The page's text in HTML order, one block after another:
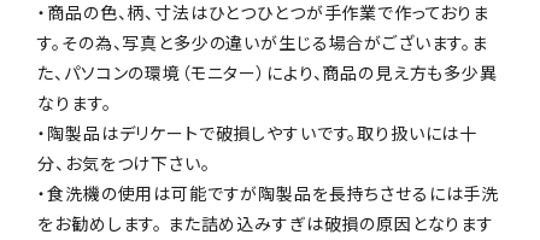
・商品の色、柄、寸法はひとつひとつが手作業で作っておりま
す。その為、写真と多少の違いが生じる場合がございます。ま
た、パソコンの環境（モニター）により、商品の見え方も多少異
なります。
・陶製品はデリケートで破損しやすいです。取り扱いには十
分、お気をつけ下さい。
・食洗機の使用は可能ですが陶製品を長持ちさせるには手洗
をお勧めします。 また詰め込みすぎは破損の原因となります